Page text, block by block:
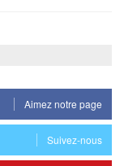
Aimez notre page
Suivez-nous